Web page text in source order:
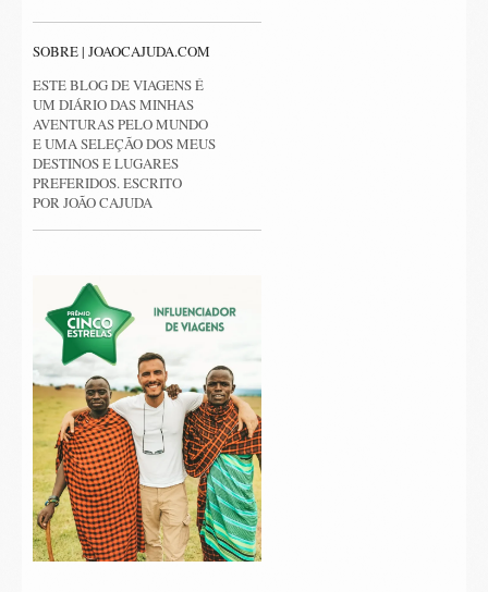
SOBRE | JOAOCAJUDA.COM
ESTE BLOG DE VIAGENS É
UM DIÁRIO DAS MINHAS
AVENTURAS PELO MUNDO
E UMA SELEÇÃO DOS MEUS
DESTINOS E LUGARES
PREFERIDOS. ESCRITO
POR JOÃO CAJUDA